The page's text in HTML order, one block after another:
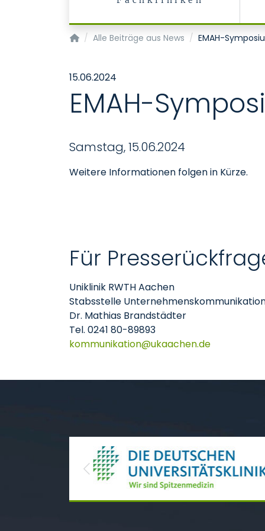
Startseite
Alle Beiträge aus News EMAH-
15.06.2024
EMAH-
Samstag, 15.06.2024
Weitere Informationen folgen in Kürze.
Für
Uniklinik RWTH Aachen
Stabsstelle
Dr. Mathias Brandstädter
Tel. 0241 80-89893
kommunikation
ukaachende
Previous